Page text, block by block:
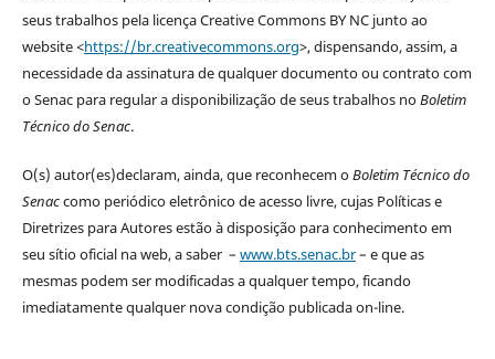
seus trabalhos pela licença Creative Commons BY NC junto ao
website <https://br.creativecommons.org>, dispensando, assim, a
necessidade da assinatura de qualquer documento ou contrato com
o Senac para regular a disponibilização de seus trabalhos noBoletim
Técnico do Senac.
O(s) autor(es)declaram, ainda, que reconhecem oBoletim Técnico do
Senaccomo periódico eletrônico de acesso livre, cujas Políticas e
Diretrizes para Autores estão à disposição para conhecimento em
seu sítio oficial na web, a saber – www.bts.senac.br– e que as
mesmas podem ser modificadas a qualquer tempo, ficando
imediatamente qualquer nova condição publicada on-line.